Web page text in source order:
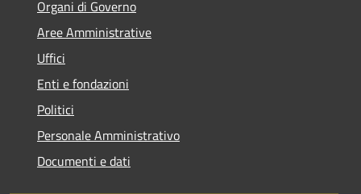
Organi di Governo
Aree Amministrative
Uffici
Enti e fondazioni
Politici
Personale Amministrativo
Documenti e dati